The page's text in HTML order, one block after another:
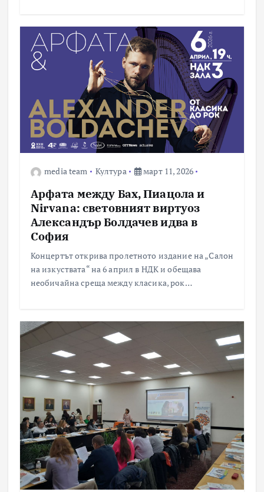
а
ц
и
и
т
е
н
с
р
а
н
и
ц
и
media team Култура март 11, 2026
Арфата между Бах, Пиацола и
Nirvana: световният виртуоз
Александър Болдачев идва в
София
Концертът открива пролетното издание на „Салон
на изкуствата“ на 6 април в НДК и обещава
необичайна среща между класика, рок…